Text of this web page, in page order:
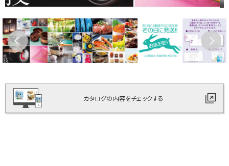
カタログの内容をチェックする